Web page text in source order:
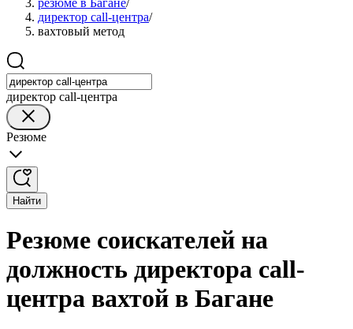
резюме в Багане/
директор call-центра/
вахтовый метод
директор call-центра
Резюме
Найти
Резюме соискателей на
должность директора call-
центра вахтой в Багане